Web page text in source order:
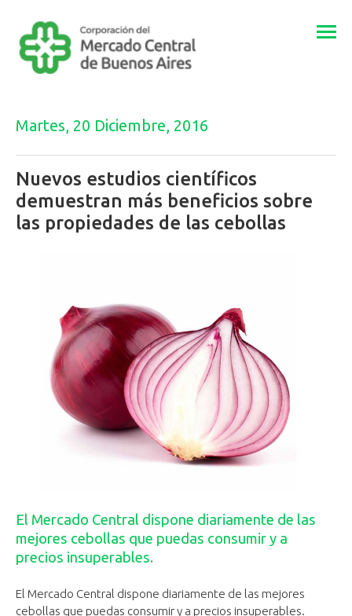
Martes, 20 Diciembre, 2016
Nuevos estudios científicos
demuestran más beneficios sobre
las propiedades de las cebollas
El Mercado Central dispone diariamente de las
mejores cebollas que puedas consumir y a
precios insuperables.
El Mercado Central dispone diariamente de las mejores
cebollas que puedas consumir y a precios insuperables.